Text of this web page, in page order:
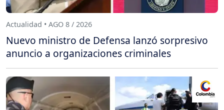
Actualidad • AGO 8 / 2026
Nuevo ministro de Defensa lanzó sorpresivo
anuncio a organizaciones criminales